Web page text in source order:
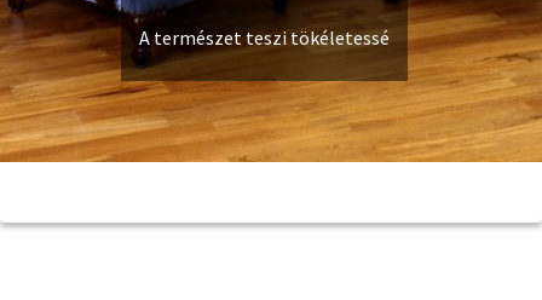
A természet teszi tökéletessé